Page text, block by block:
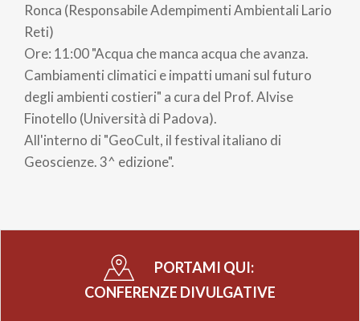
Ronca (Responsabile Adempimenti Ambientali Lario
Reti)
Ore: 11:00 "Acqua che manca acqua che avanza.
Cambiamenti climatici e impatti umani sul futuro
degli ambienti costieri" a cura del Prof. Alvise
Finotello (Università di Padova).
All'interno di "GeoCult, il festival italiano di
Geoscienze. 3^ edizione".
PORTAMI QUI:
CONFERENZE DIVULGATIVE